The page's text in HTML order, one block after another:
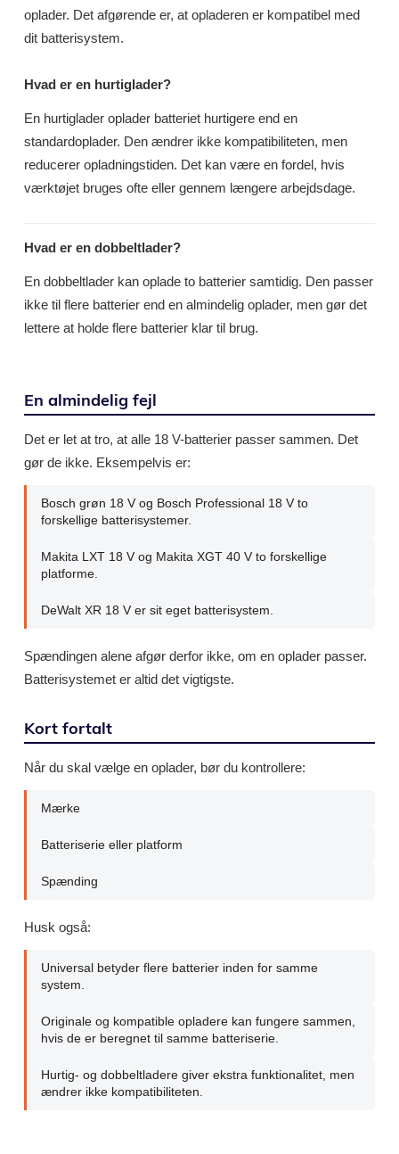
oplader. Det afgørende er, at opladeren er kompatibel med
dit batterisystem.
Hvad er en hurtiglader?
En hurtiglader oplader batteriet hurtigere end en
standardoplader. Den ændrer ikke kompatibiliteten, men
reducerer opladningstiden. Det kan være en fordel, hvis
værktøjet bruges ofte eller gennem længere arbejdsdage.
Hvad er en dobbeltlader?
En dobbeltlader kan oplade to batterier samtidig. Den passer
ikke til flere batterier end en almindelig oplader, men gør det
lettere at holde flere batterier klar til brug.
En almindelig fejl
Det er let at tro, at alle 18 V-batterier passer sammen. Det
gør de ikke. Eksempelvis er:
Bosch grøn 18 V og Bosch Professional 18 V to
forskellige batterisystemer.
Makita LXT 18 V og Makita XGT 40 V to forskellige
platforme.
DeWalt XR 18 V er sit eget batterisystem.
Spændingen alene afgør derfor ikke, om en oplader passer.
Batterisystemet er altid det vigtigste.
Kort fortalt
Når du skal vælge en oplader, bør du kontrollere:
Mærke
Batteriserie eller platform
Spænding
Husk også:
Universal betyder flere batterier inden for samme
system.
Originale og kompatible opladere kan fungere sammen,
hvis de er beregnet til samme batteriserie.
Hurtig- og dobbeltladere giver ekstra funktionalitet, men
ændrer ikke kompatibiliteten.